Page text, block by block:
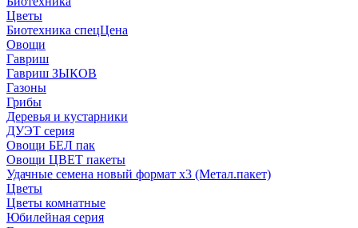
Цветы
Биотехника спецЦена
Овощи
Гавриш
Гавриш ЗЫКОВ
Газоны
Грибы
Деревья и кустарники
ДУЭТ серия
Овощи БЕЛ пак
Овощи ЦВЕТ пакеты
Удачные семена новый формат х3 (Метал.пакет)
Цветы
Цветы комнатные
Юбилейная серия